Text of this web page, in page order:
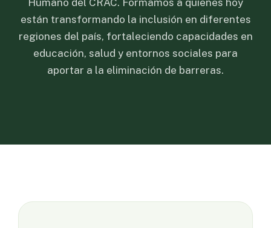
Humano del CRAC. Formamos a quienes hoy
están transformando la inclusión en diferentes
regiones del país, fortaleciendo capacidades en
educación, salud y entornos sociales para
aportar a la eliminación de barreras.